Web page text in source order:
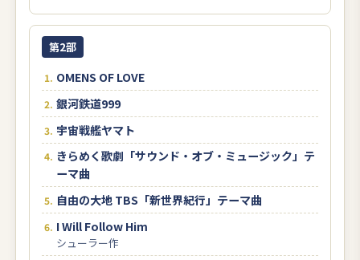
第2部
OMENS OF LOVE
銀河鉄道999
宇宙戦艦ヤマト
きらめく歌劇「サウンド・オブ・ミュージック」テ
ーマ曲
自由の大地 TBS「新世界紀行」テーマ曲
I Will Follow Him
シューラー作